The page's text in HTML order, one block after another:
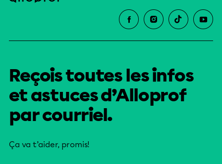
Reçois toutes les infos
et astuces d’Alloprof
par courriel.
Ça va t’aider, promis!